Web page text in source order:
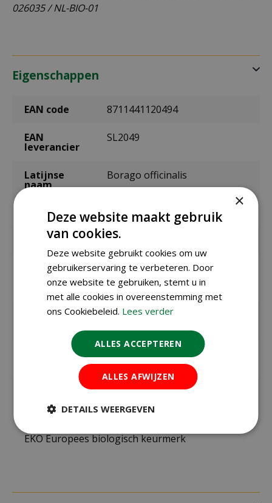
026035 / NL-BIO-01
Eigenschappen
EAN code 8711441120494
EAN
leverancier
SL2049
Latijnse
naam
Borago officinalis
Merk Sluis Garden
Inhoud 0,7 gram
Zaaien /
planten
buiten
april t/m juli
Bloeitijd / juli t/m oktober
Kiemduur in
Zaaitemperat ca. 20°c
Keurmerk
EKO Europees biologisch keurmerk
×
Deze website maakt gebruik
van cookies.
Deze website gebruikt cookies om uw
gebruikerservaring te verbeteren. Door
onze website te gebruiken, stemt u in
met alle cookies in overeenstemming met
ons Cookiebeleid. Lees verder
ALLES ACCEPTEREN
ALLES AFWIJZEN
DETAILS WEERGEVEN